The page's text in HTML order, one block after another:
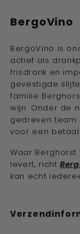
BergoVino
BergoVino is
actief als
frisdrank en
gevestigde
familie
wijn. Onder de
gedreven team
voor een
Waar
levert, richt
kan echt